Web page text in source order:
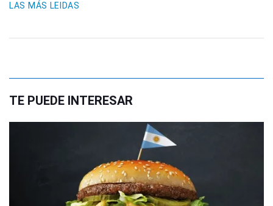
LAS MÁS LEIDAS
TE PUEDE INTERESAR